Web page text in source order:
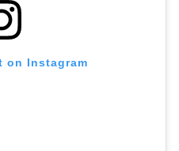
on Instagram